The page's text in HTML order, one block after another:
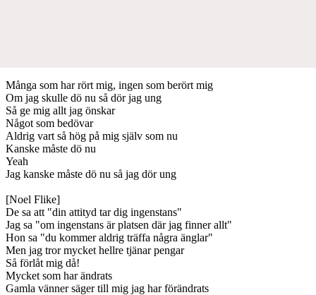
Många som har rört mig, ingen som berört mig
Om jag skulle dö nu så dör jag ung
Så ge mig allt jag önskar
Något som bedövar
Aldrig vart så hög på mig själv som nu
Kanske måste dö nu
Yeah
Jag kanske måste dö nu så jag dör ung
[Noel Flike]
De sa att "din attityd tar dig ingenstans"
Jag sa "om ingenstans är platsen där jag finner allt"
Hon sa "du kommer aldrig träffa några änglar"
Men jag tror mycket hellre tjänar pengar
Så förlåt mig då!
Mycket som har ändrats
Gamla vänner säger till mig jag har förändrats